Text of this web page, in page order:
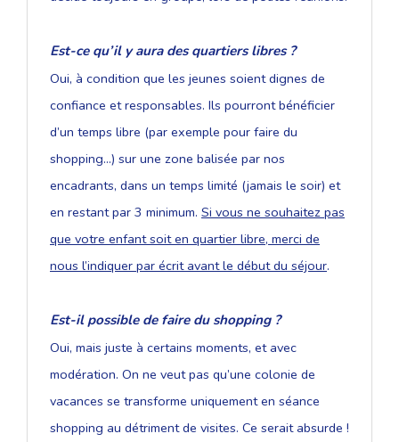
Est-ce qu’il y aura des quartiers libres ?
Oui, à condition que les jeunes soient dignes de
confiance et responsables. Ils pourront bénéficier
d’un temps libre (par exemple pour faire du
shopping...) sur une zone balisée par nos
encadrants, dans un temps limité (jamais le soir) et
en restant par 3 minimum. Si vous ne souhaitez pas
que votre enfant soit en quartier libre, merci de
nous l’indiquer par écrit avant le début du séjour.
Est-il possible de faire du shopping ?
Oui, mais juste à certains moments, et avec
modération. On ne veut pas qu’une colonie de
vacances se transforme uniquement en séance
shopping au détriment de visites. Ce serait absurde !